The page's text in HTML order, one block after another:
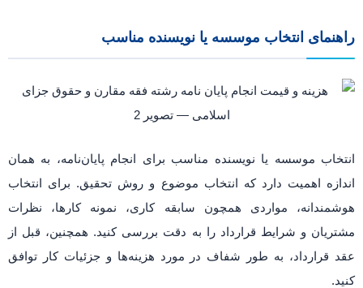
راهنمای انتخاب موسسه یا نویسنده مناسب
انتخاب موسسه یا نویسنده مناسب برای انجام پایان‌نامه، به همان
اندازه اهمیت دارد که انتخاب موضوع و روش تحقیق. برای انتخاب
هوشمندانه، مواردی همچون سابقه کاری، نمونه کارها، نظرات
مشتریان و شرایط قرارداد را به دقت بررسی کنید. همچنین، قبل از
عقد قرارداد، به طور شفاف در مورد هزینه‌ها و جزئیات کار توافق
کنید.